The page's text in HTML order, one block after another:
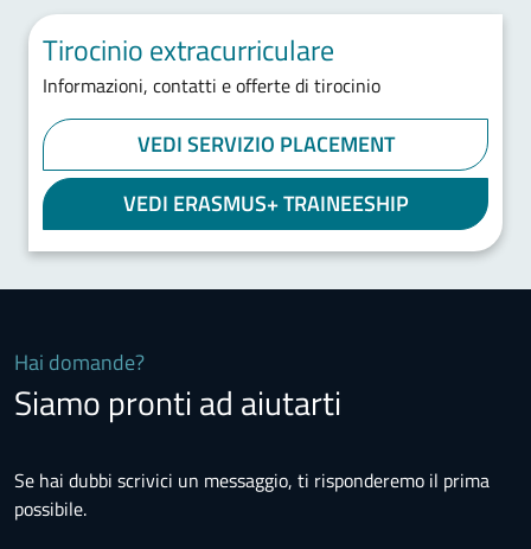
Tirocinio extracurriculare
Informazioni, contatti e offerte di tirocinio
VEDI SERVIZIO PLACEMENT
VEDI ERASMUS+ TRAINEESHIP
Hai domande?
Siamo pronti ad aiutarti
Se hai dubbi scrivici un messaggio, ti risponderemo il prima
possibile.